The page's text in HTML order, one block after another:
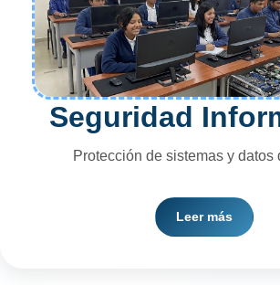
Seguridad
Protección de sistemas y datos
Los estudiantes aprenden sobre
protección de redes y prevención
Leer más